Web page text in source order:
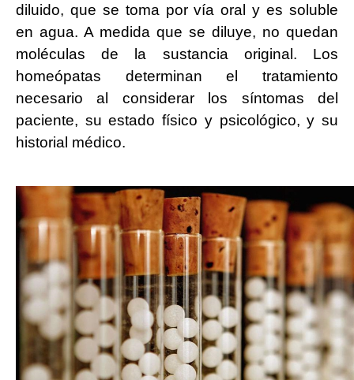
diluido, que se toma por vía oral y es soluble
en agua. A medida que se diluye, no quedan
moléculas de la sustancia original. Los
homeópatas determinan el tratamiento
necesario al considerar los síntomas del
paciente, su estado físico y psicológico, y su
historial médico.